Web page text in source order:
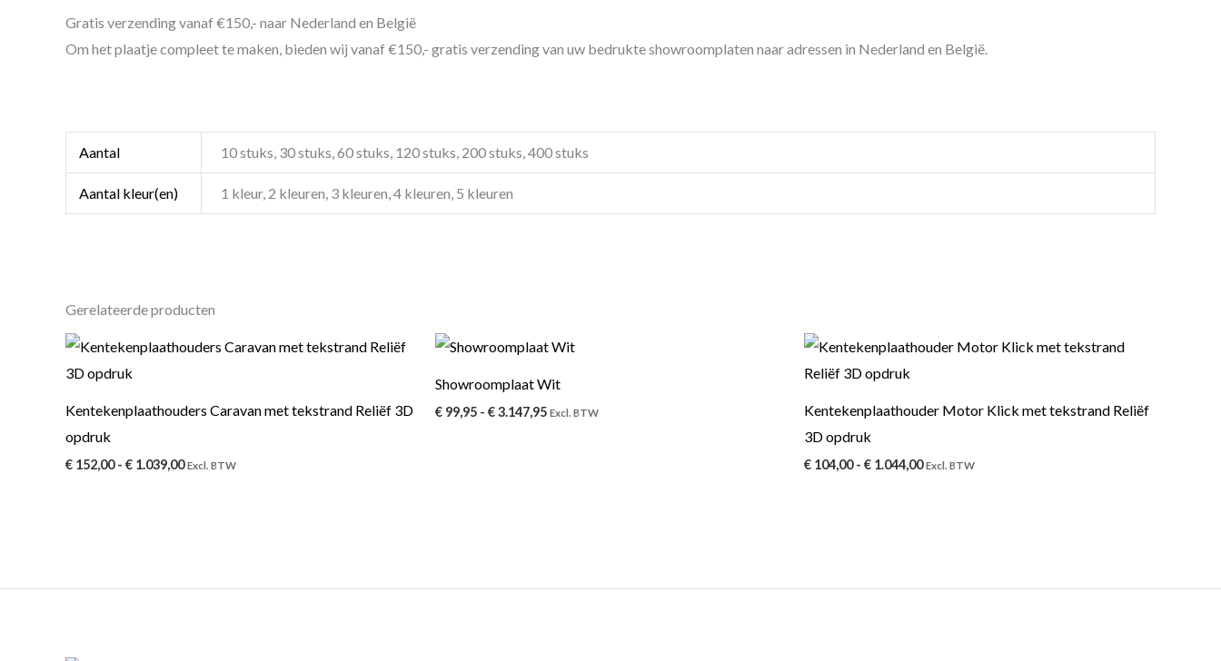
Gratis verzending vanaf €150,- naar Nederland en België
Om het plaatje compleet te maken, bieden wij vanaf €150,- gratis verzending van uw bedrukte showroomplaten naar adressen in Nederland en België.
Aantal 10 stuks, 30 stuks, 60 stuks, 120 stuks, 200 stuks, 400 stuks
Aantal kleur(en) 1 kleur, 2 kleuren, 3 kleuren, 4 kleuren, 5 kleuren
Gerelateerde producten
Kentekenplaathouders Caravan met tekstrand Reliëf 3D
opdruk
€ 152,00 - € 1.039,00
Prijsklasse:
€ 152,00
Excl. BTW
Showroomplaat Wit
€99,95 - €3.147,95
Prijsklasse:
€ 99,95
€ 3.147,95
Excl. BTW
Kentekenplaathouder Motor Klick met tekstrand Reliëf
3D opdruk
€ 104,00 - € 1.044,00
Prijsklasse:
€ 104,00
Excl. BTW